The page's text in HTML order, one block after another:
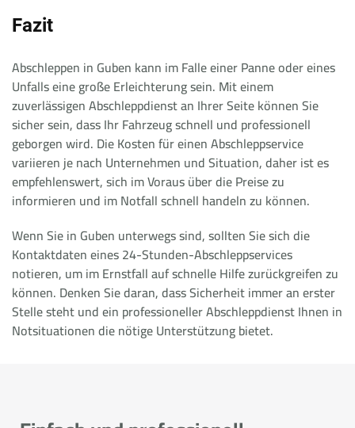
Fazit
Abschleppen in Guben kann im Falle einer Panne oder eines
Unfalls eine große Erleichterung sein. Mit einem
zuverlässigen Abschleppdienst an Ihrer Seite können Sie
sicher sein, dass Ihr Fahrzeug schnell und professionell
geborgen wird. Die Kosten für einen Abschleppservice
variieren je nach Unternehmen und Situation, daher ist es
empfehlenswert, sich im Voraus über die Preise zu
informieren und im Notfall schnell handeln zu können.
Wenn Sie in Guben unterwegs sind, sollten Sie sich die
Kontaktdaten eines 24-Stunden-Abschleppservices
notieren, um im Ernstfall auf schnelle Hilfe zurückgreifen zu
können. Denken Sie daran, dass Sicherheit immer an erster
Stelle steht und ein professioneller Abschleppdienst Ihnen in
Notsituationen die nötige Unterstützung bietet.